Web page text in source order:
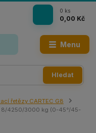
Menu
Hledat
0 ks
0,00 Kč
řetězy CARTEC G8
8/4250/3000 kg (0-45°/45-